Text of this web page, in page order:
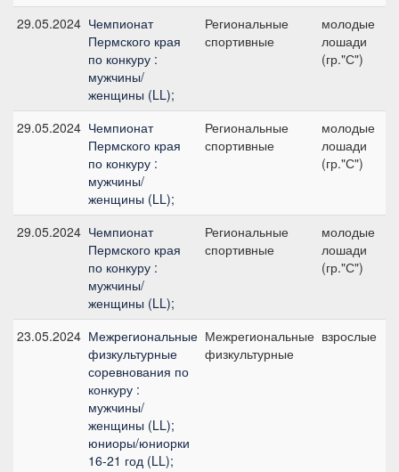
29.05.2024 Чемпионат
Пермского края
по конкуру :
мужчины/
женщины (LL);
Региональные
спортивные
молодые
лошади
(гр."С")
29.05.2024 Чемпионат
Пермского края
по конкуру :
мужчины/
женщины (LL);
Региональные
спортивные
молодые
лошади
(гр."С")
29.05.2024 Чемпионат
Пермского края
по конкуру :
мужчины/
женщины (LL);
Региональные
спортивные
молодые
лошади
(гр."С")
23.05.2024 Межрегиональные
физкультурные
соревнования по
конкуру :
мужчины/
женщины (LL);
юниоры/юниорки
16-21 год (LL);
Межрегиональные
физкультурные
взрослые